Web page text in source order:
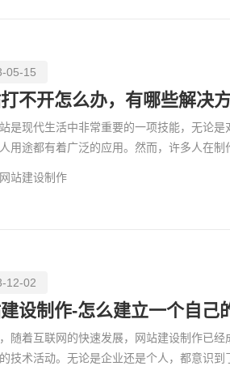
05-15
不开怎么办，有哪些解决方
是现代生活中非常重要的一项技能，无论是
用途都有着广泛的应用。然而，许多人在制
网站建设制作
12-02
设制作-怎么建立一个自己
随着互联网的快速发展，网站建设制作已经
技术活动。无论是企业还是个人，都意识到